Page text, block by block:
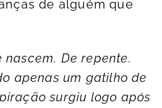
de alguém que
De repente.
apenas um gatilho de
surgiu logo após